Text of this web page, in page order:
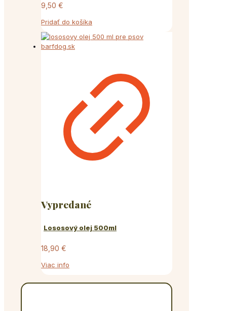
9,50 €
Pridať do košíka
Vypredané
Lososový olej 500ml
18,90 €
Viac info